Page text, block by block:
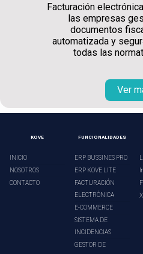
Facturación
las empresas
documentos
automatizada y
todas las
Ver
KOVE
INICIO
NOSOTROS
CONTACTO
FUNCIONALIDADES
ERP BUSSINES PRO
ERP KOVE LITE
FACTURACIÓN
ELECTRÓNICA
E-COMMERCE
SISTEMA DE
INCIDENCIAS
GESTOR DE
X